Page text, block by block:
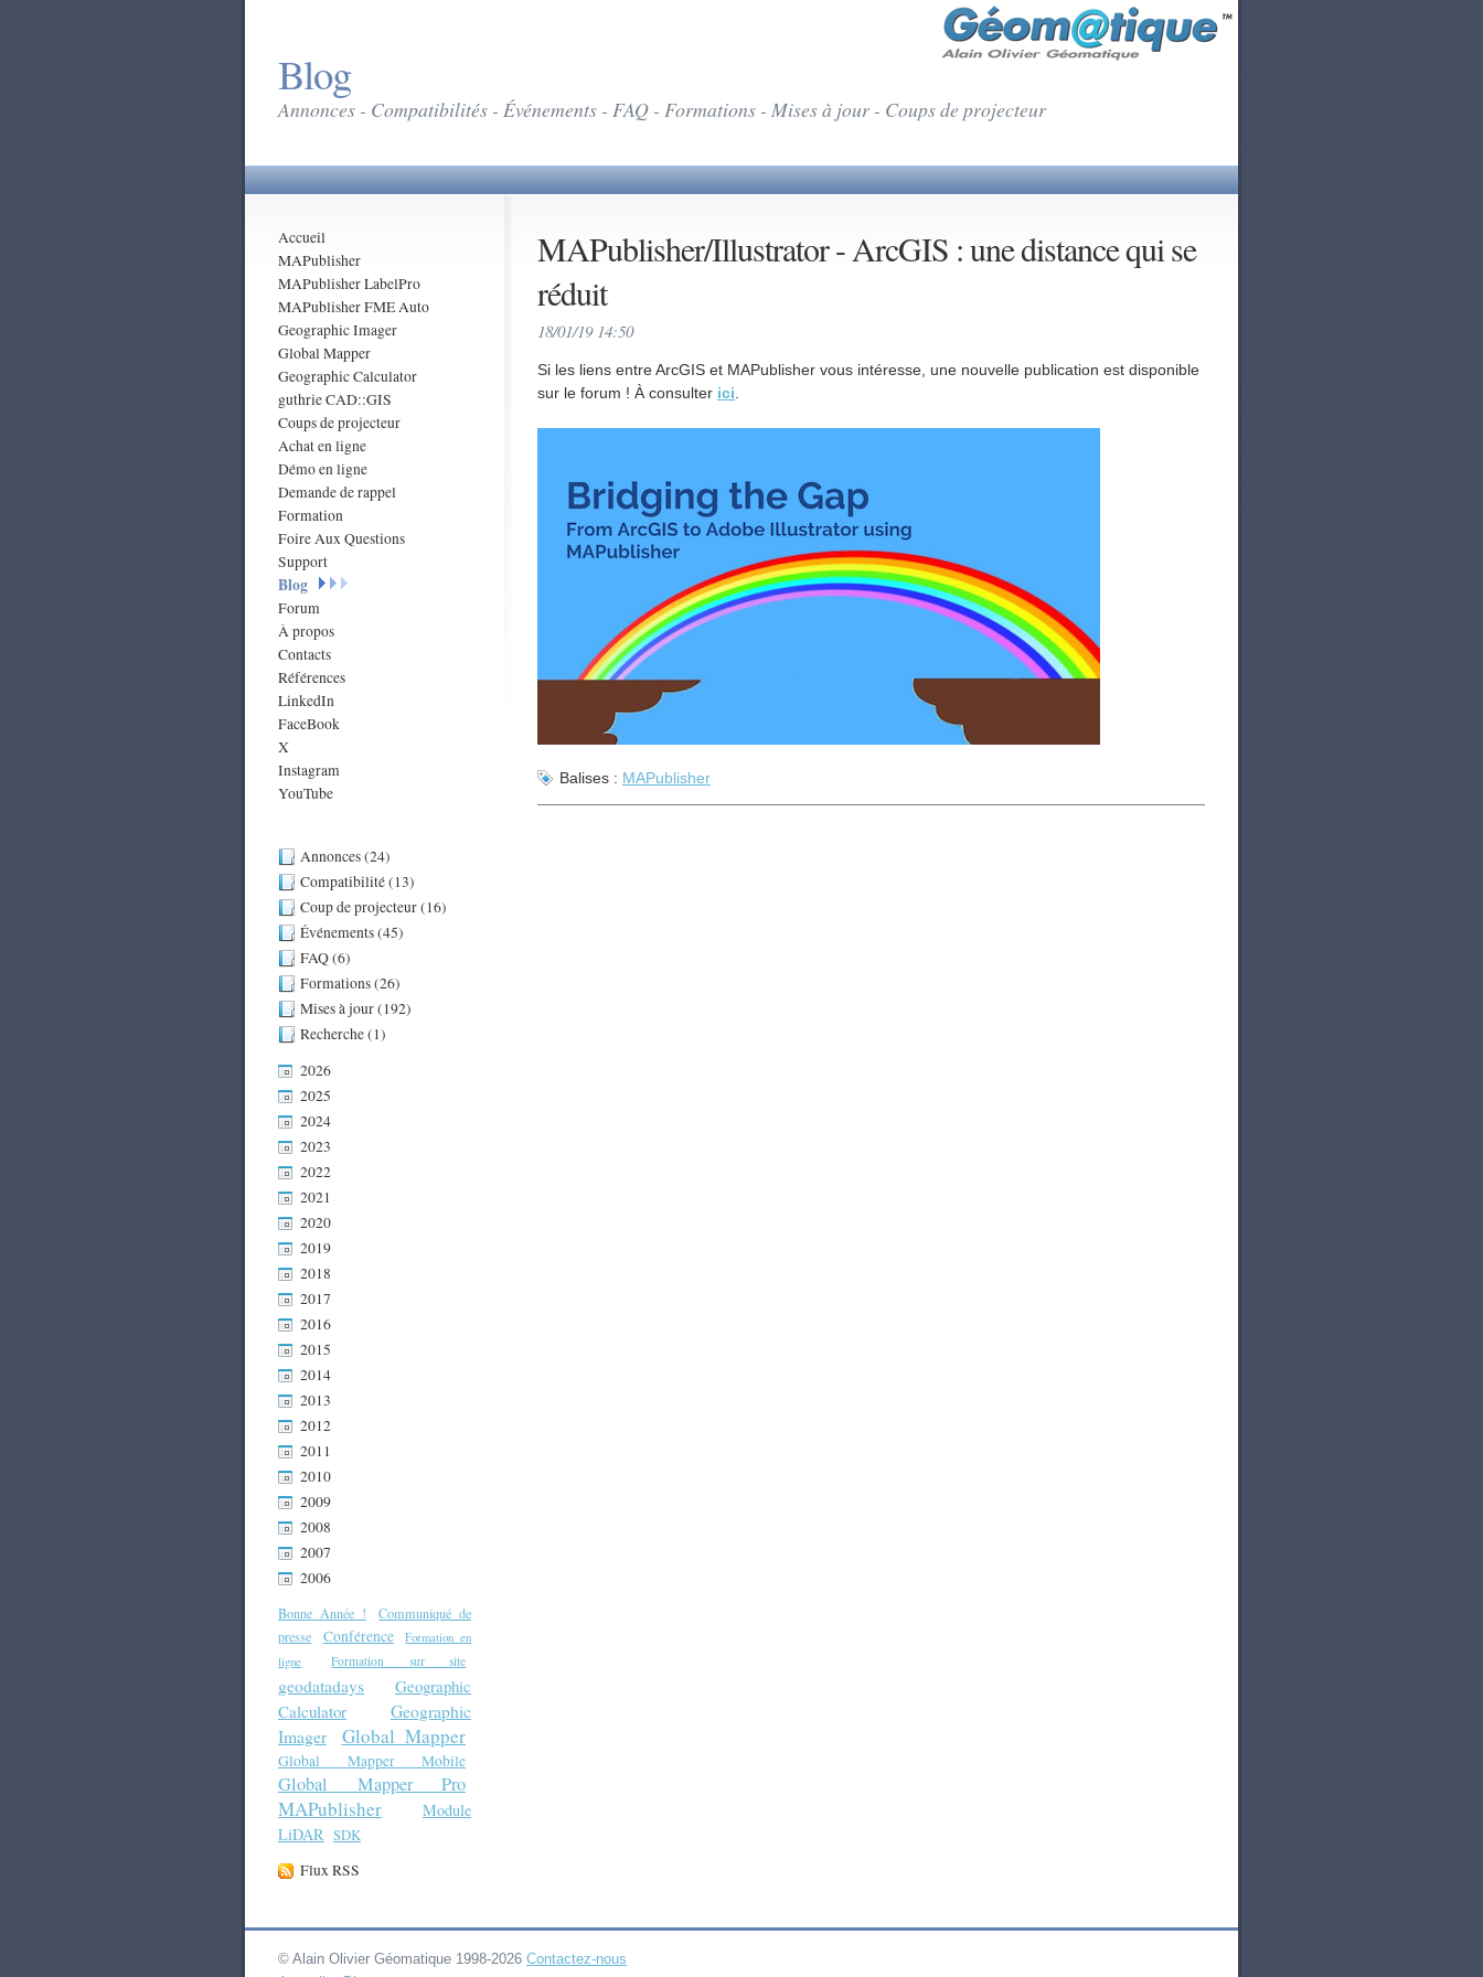
Blog
Annonces - Compatibilités - Événements - FAQ - Formations - Mises à jour - Coups de projecteur
Accueil
MAPublisher
MAPublisher LabelPro
MAPublisher FME Auto
Geographic Imager
Global Mapper
Geographic Calculator
guthrie CAD::GIS
Coups de projecteur
Achat en ligne
Démo en ligne
Demande de rappel
Formation
Foire Aux Questions
Support
Blog
Forum
À propos
Contacts
Références
LinkedIn
FaceBook
X
Instagram
YouTube
Annonces (24)
Compatibilité (13)
Coup de projecteur (16)
Événements (45)
FAQ (6)
Formations (26)
Mises à jour (192)
Recherche (1)
2026
2025
2024
2023
2022
2021
2020
2019
2018
2017
2016
2015
2014
2013
2012
2011
2010
2009
2008
2007
2006
Bonne Année !
Communiqué de
presse
Conférence
Formation en
ligne
Formation sur site
geodatadays
Geographic
Calculator
Geographic
Imager
Global Mapper
Global Mapper Mobile
Global Mapper Pro
MAPublisher
Module
LiDAR SDK
Flux RSS
MAPublisher/Illustrator - ArcGIS : une distance qui se
réduit
18/01/19 14:50
Si les liens entre ArcGIS et MAPublisher vous intéresse, une nouvelle publication est disponible
sur le forum ! À consulter ici
Balises : MAPublisher
© Alain Olivier Géomatique 1998-2026 Contactez-nous